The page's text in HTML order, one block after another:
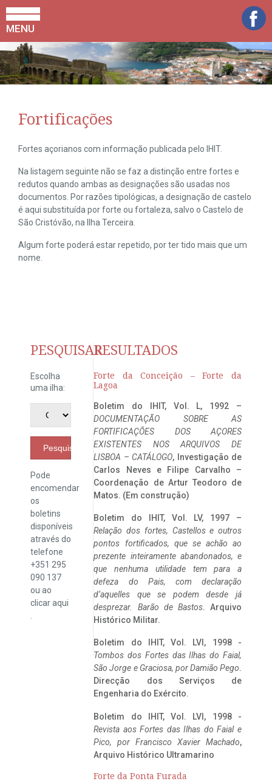
MENU
Fortificações
Fortes açorianos com informação publicada pelo IHIT.
Na listagem seguinte não se faz a distinção entre fortes e
redutos quando ambas as designações são usadas nos
documentos. Por razões tipológicas, a designação de castelo
é aqui substituída por forte ou fortaleza, salvo o Castelo de
São Cristóvão, na Ilha Terceira.
Algum forte poderá estar repetido, por ter tido mais que um
nome.
PESQUISAR
Escolha
uma ilha:
Pesquisar
Pode
encomendar
os
boletins
disponíveis
através do
telefone
+351 295
090 137
ou ao
clicaraqui
RESULTADOS
Forte da Conceição – Forte da
Lagoa
Boletim do IHIT, Vol. L, 1992 –
DOCUMENTAÇÃO SOBRE AS
FORTIFICAÇÕES DOS AÇORES
EXISTENTES NOS ARQUIVOS DE
LISBOA – CATÁLOGO, Investigação de
Carlos Neves e Filipe Carvalho –
Coordenação de Artur Teodoro de
Matos. (Em construção)
Boletim do IHIT, Vol. LV, 1997 –
Relação dos fortes, Castellos e outros
pontos fortificados, que se achão ao
prezente inteiramente abandonados, e
que nenhuma utilidade tem para a
defeza do Pais, com declaração
d’aquelles que se podem desde já
desprezar. Barão de Bastos. Arquivo
Histórico Militar.
Boletim do IHIT, Vol. LVI, 1998 -
Tombos dos Fortes das Ilhas do Faial,
São Jorge e Graciosa, por Damião Pego.
Direcção dos Serviços de
Engenharia do Exército.
Boletim do IHIT, Vol. LVI, 1998 -
Revista aos Fortes das Ilhas do Faial e
Pico, por Francisco Xavier Machado,
Arquivo Histórico Ultramarino
Forte da Ponta Furada